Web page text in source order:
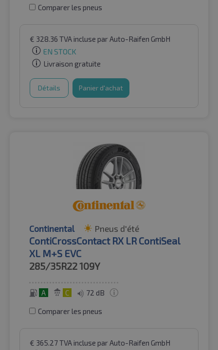
Comparer les pneus
€ 328.36 TVA incluse par Auto-Raifen GmbH
EN STOCK
Livraison gratuite
Détails Panier d'achat
Continental Pneus d'été
ContiCrossContact RX LR ContiSeal
XL M+S EVC
285/35R22109Y
A C 72 dB
Comparer les pneus
€ 365.27TVA incluse par Auto-Raifen GmbH